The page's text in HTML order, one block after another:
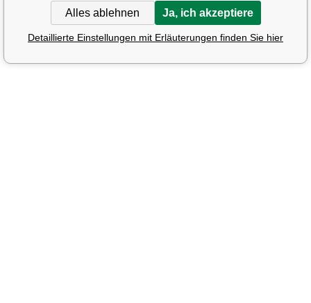
Alles ablehnen Ja, ich akzeptiere
Detaillierte Einstellungen mit Erläuterungen finden Sie hier